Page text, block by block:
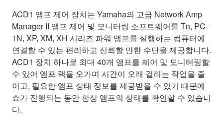
ACD1 앰프 제어 장치는 Yamaha의 고급 Network Amp
Manager II 앰프 제어 및 모니터링 소프트웨어를 Tn, PC-
1N, XP, XM, XH 시리즈 파워 앰프를 실행하는 컴퓨터에
연결할 수 있는 편리하고 신뢰할 만한 수단을 제공합니다.
ACD1 장치 하나로 최대 40개 앰프를 제어 및 모니터링할
수 있어 앰프 랙을 오가며 시간이 오래 걸리는 작업을 줄
이고, 필요한 앰프 상태 정보를 제공받을 수 있기 때문에
쇼가 진행되는 동안 항상 앰프의 상태를 확인할 수 있습니
다.